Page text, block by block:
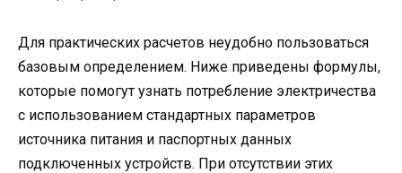
Для практических расчетов неудобно пользоваться
базовым определением. Ниже приведены формулы,
которые помогут узнать потребление электричества
с использованием стандартных параметров
источника питания и паспортных данных
подключенных устройств. При отсутствии этих